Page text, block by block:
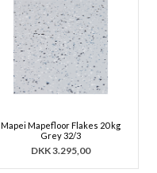
Mapei Mapefloor Flakes 20 kg
Grey 32/3
DKK3.295,00